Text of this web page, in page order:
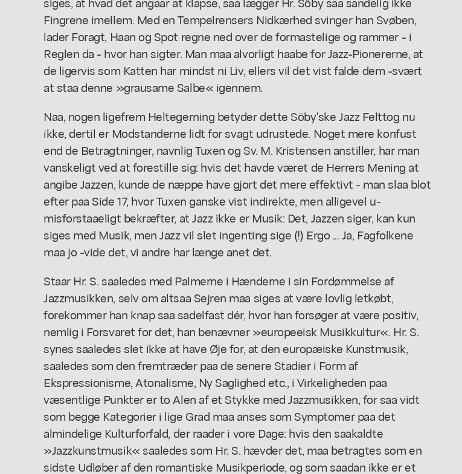
Fingrene imellem. Med en Tempelrensers Nidkærhed svinger han Svøben,
lader Foragt, Haan og Spot regne ned over de formastelige og rammer - i
Reglen da - hvor han sigter. Man maa alvorligt haabe for Jazz-Pionererne, at
de ligervis som Katten har mindst ni Liv, ellers vil det vist falde dem -svært
at staa denne »grausame Salbe« igennem.
Naa, nogen ligefrem Heltegerning betyder dette Söby'ske Jazz Felttog nu
ikke, dertil er Modstanderne lidt for svagt udrustede. Noget mere konfust
end de Betragtninger, navnlig Tuxen og Sv. M. Kristensen anstiller, har man
vanskeligt ved at forestille sig: hvis det havde været de Herrers Mening at
angibe Jazzen, kunde de næppe have gjort det mere effektivt - man slaa blot
efter paa Side 17, hvor Tuxen ganske vist indirekte, men alligevel u-
misforstaaeligt bekræfter, at Jazz ikke er Musik: Det, Jazzen siger, kan kun
siges med Musik, men Jazz vil slet ingenting sige (!) Ergo ... Ja, Fagfolkene
maa jo -vide det, vi andre har længe anet det.
Staar Hr. S. saaledes med Palmerne i Hænderne i sin Fordømmelse af
Jazzmusikken, selv om altsaa Sejren maa siges at være lovlig letkøbt,
forekommer han knap saa sadelfast dér, hvor han forsøger at være positiv,
nemlig i Forsvaret for det, han benævner »europeeisk Musikkultur«. Hr. S.
synes saaledes slet ikke at have Øje for, at den europæiske Kunstmusik,
saaledes som den fremtræder paa de senere Stadier i Form af
Ekspressionisme, Atonalisme, Ny Saglighed etc., i Virkeligheden paa
væsentlige Punkter er to Alen af et Stykke med Jazzmusikken, for saa vidt
som begge Kategorier i lige Grad maa anses som Symptomer paa det
almindelige Kulturforfald, der raader i vore Dage: hvis den saakaldte
»Jazzkunstmusik« saaledes som Hr. S. hævder det, maa betragtes som en
sidste Udløber af den romantiske Musikperiode, og som saadan ikke er et